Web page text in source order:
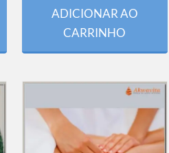
ADICIONAR AO
CARRINHO